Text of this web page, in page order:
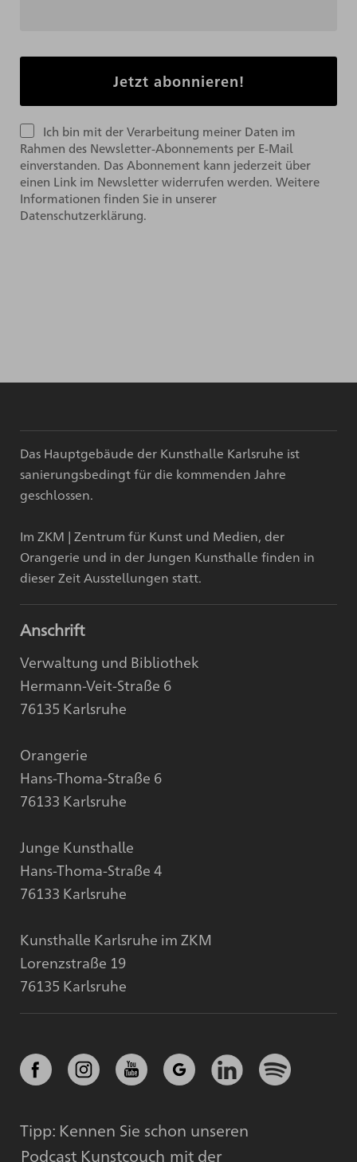
Ich bin mit der Verarbeitung meiner Daten im
Rahmen des Newsletter-Abonnements per E-Mail
einverstanden. Das Abonnement kann jederzeit über
einen Link im Newsletter widerrufen werden. Weitere
Informationen finden Sie in unserer
Datenschutzerklärung.
Das Hauptgebäude der Kunsthalle Karlsruhe ist
sanierungsbedingt für die kommenden Jahre
geschlossen.
Im ZKM | Zentrum für Kunst und Medien, der
Orangerie und in der Jungen Kunsthalle finden in
dieser Zeit Ausstellungen statt.
Anschrift
Verwaltung und Bibliothek
Hermann-Veit-Straße 6
76135 Karlsruhe
Orangerie
Hans-Thoma-Straße 6
76133 Karlsruhe
Junge Kunsthalle
Hans-Thoma-Straße 4
76133 Karlsruhe
Kunsthalle Karlsruhe im ZKM
Lorenzstraße 19
76135 Karlsruhe
Tipp: Kennen Sie schon unseren
Podcast Kunstcouch mit der